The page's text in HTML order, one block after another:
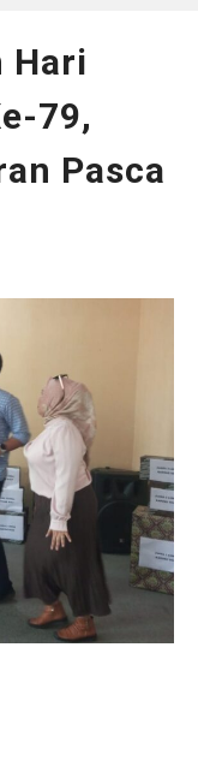
Hari
79,
Pasca